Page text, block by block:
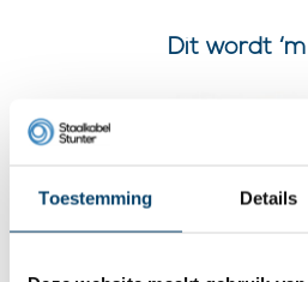
Toestemming Details
Dit wordt ‘m